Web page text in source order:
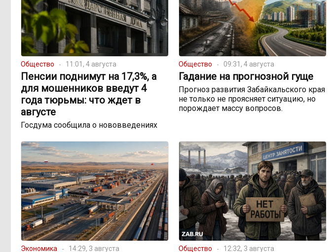
Общество 11:01, 4 августа
Пенсии поднимут на 17,3%, а
для мошенников введут 4
года тюрьмы: что ждет в
августе
Госдума сообщила о нововведениях
Общество 09:31, 4 августа
Гадание на прогнозной гуще
Прогноз развития Забайкальского края
не только не проясняет ситуацию, но
порождает массу вопросов.
Экономика 14:29, 3 августа Общество 12:32, 3 августа